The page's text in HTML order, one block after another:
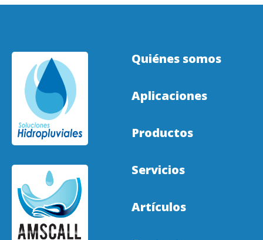
Quiénes somos
Aplicaciones
Productos
Servicios
Artículos